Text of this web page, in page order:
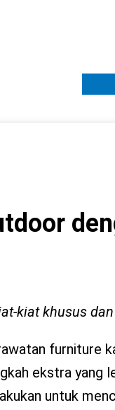
kiat khusus
furniture
ekstra yang
untuk